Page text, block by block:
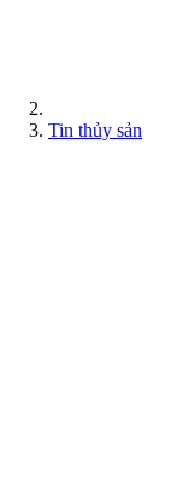
Tin thủy sản